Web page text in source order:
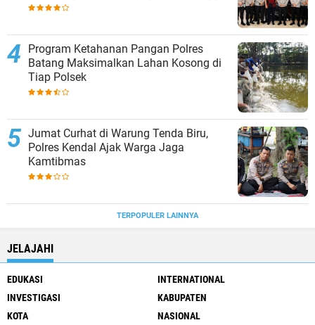
Program Ketahanan Pangan Polres
Batang Maksimalkan Lahan Kosong di
Tiap Polsek
Jumat Curhat di Warung Tenda Biru,
Polres Kendal Ajak Warga Jaga
Kamtibmas
TERPOPULER LAINNYA
JELAJAHI
EDUKASI
INTERNATIONAL
INVESTIGASI
KABUPATEN
KOTA
NASIONAL